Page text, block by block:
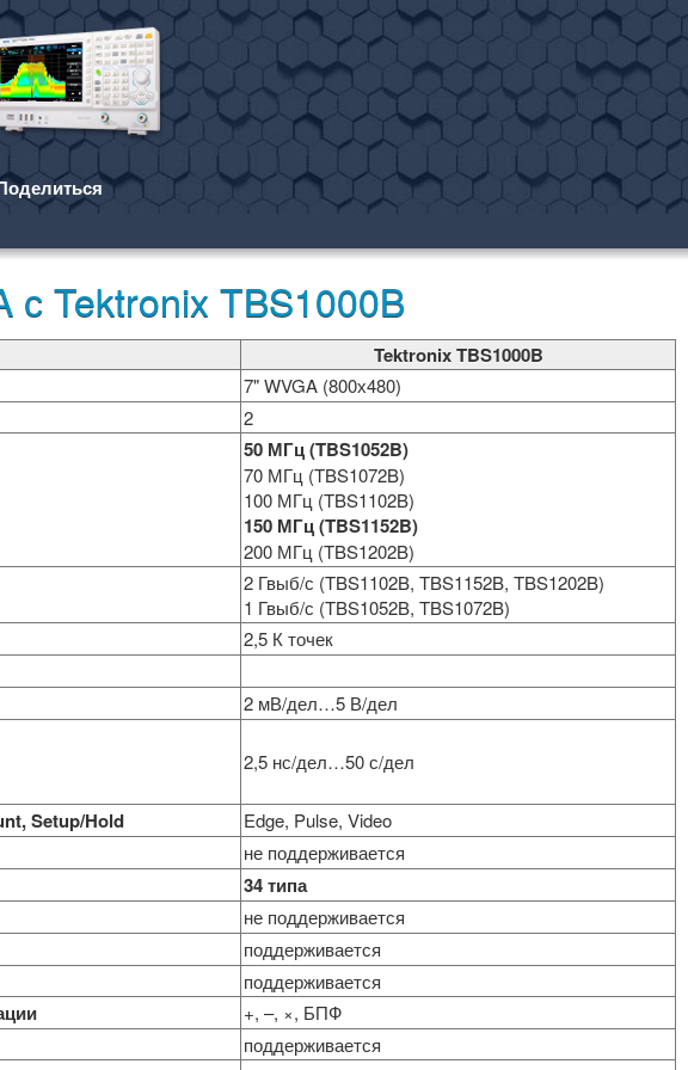
Tektronix TBS1000B
Tektronix TBS1000B
7" WVGA (800х480)
2
50 МГц (TBS1052B)
70 МГц (TBS1072B)
100 МГц (TBS1102B)
150 МГц (TBS1152B)
200 МГц (TBS1202B)
2 Гвыб/с (TBS1102B, TBS1152B, TBS1202B)
1 Гвыб/с (TBS1052B, TBS1072B)
2,5 К точек
2 мВ/дел…5 В/дел
2,5 нс/дел…50 с/дел
Setup/Hold
Edge, Pulse, Video
не поддерживается
34 типа
не поддерживается
поддерживается
поддерживается
+, –, ×, БПФ
поддерживается